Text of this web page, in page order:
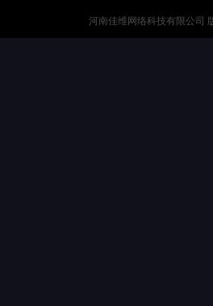
河南佳维网络科技有限公司